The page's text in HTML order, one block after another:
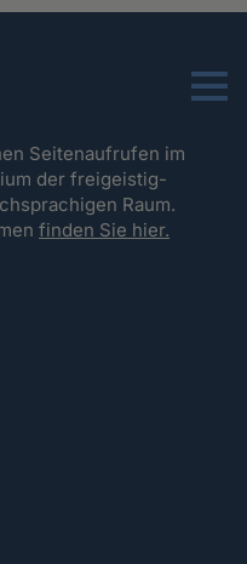
Menu
Seitenaufrufen im
der freigeistig-
Raum.
finden Sie hier.